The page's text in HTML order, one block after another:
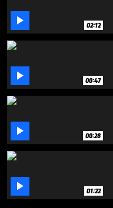
 02:12
 00:47
 00:28
 01:22